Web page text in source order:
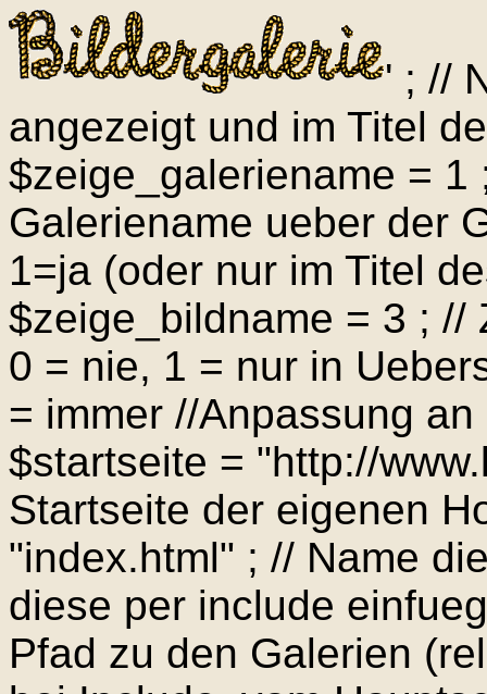
' ; //
angezeigt und im Titel
$zeige_galeriename = 1
Galeriename ueber der
1=ja (oder nur im Titel
$zeige_bildname = 3 ; //
0 = nie, 1 = nur in
= immer //Anpassung
$startseite = "http://
Startseite der eigenen
"index.html" ; // Name
diese per include
Pfad zu den Galerien